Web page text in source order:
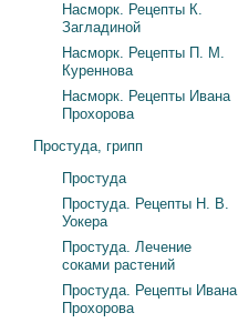
Насморк. Рецепты К.
Загладиной
Насморк. Рецепты П. М.
Куреннова
Насморк. Рецепты Ивана
Прохорова
Простуда, грипп
Простуда
Простуда. Рецепты Н. В.
Уокера
Простуда. Лечение
соками растений
Простуда. Рецепты Ивана
Прохорова